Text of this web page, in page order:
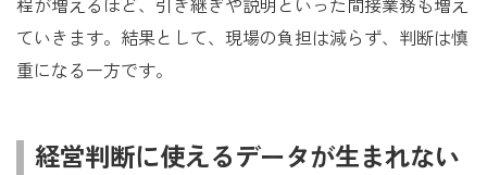
ていきます。結果として、現場の負担は減らず、判断は慎
重になる一方です。
経営判断に使えるデータが生まれない